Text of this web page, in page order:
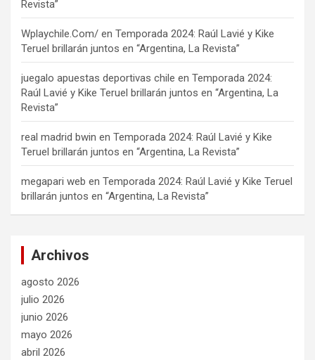
Revista”
Wplaychile.Com/ en Temporada 2024: Raúl Lavié y Kike
Teruel brillarán juntos en “Argentina, La Revista”
juegalo apuestas deportivas chile en Temporada 2024:
Raúl Lavié y Kike Teruel brillarán juntos en “Argentina, La
Revista”
real madrid bwin en Temporada 2024: Raúl Lavié y Kike
Teruel brillarán juntos en “Argentina, La Revista”
megapari web en Temporada 2024: Raúl Lavié y Kike Teruel
brillarán juntos en “Argentina, La Revista”
Archivos
agosto 2026
julio 2026
junio 2026
mayo 2026
abril 2026